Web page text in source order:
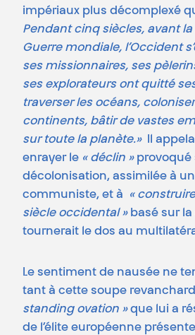
impériaux plus décomplexé
Pendant cinq siècles, avant
Guerre mondiale, l’Occident
ses missionnaires, ses
ses explorateurs ont quitté
traverser les océans,
continents, bâtir de vastes
sur toute la planète.»Il appela
enrayer le « déclin »provoqué
décolonisation, assimilée à
communiste, et à
«
siècle occidental »basé sur la
tournerait le dos au
Le sentiment de nausée ne
tant à cette soupe
standing ovation »que lui a
de l’élite européenne